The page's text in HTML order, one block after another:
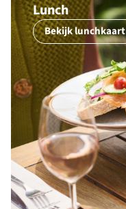
Lunch
Bekijk lunchkaart